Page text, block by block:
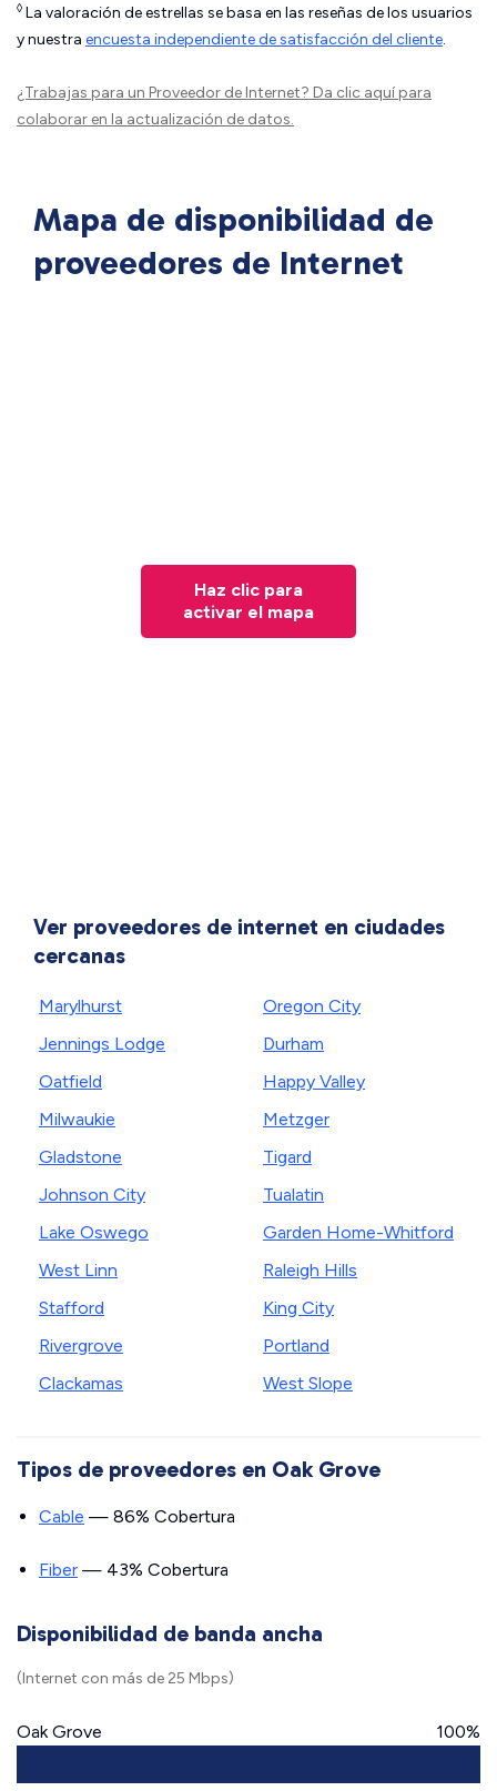
◊ La valoración de estrellas se basa en las reseñas de los usuarios
y nuestra encuesta independiente de satisfacción del cliente.
¿Trabajas para un Proveedor de Internet? Da clic aquípara
colaborar en la actualización de datos.
Mapa de disponibilidad de
proveedores de Internet
Haz clic para
activar el mapa
Ver proveedores de internet en ciudades
cercanas
Marylhurst
Jennings Lodge
Oatfield
Milwaukie
Gladstone
Johnson City
Lake Oswego
West Linn
Stafford
Rivergrove
Clackamas
Oregon City
Durham
Happy Valley
Metzger
Tigard
Tualatin
Garden Home-Whitford
Raleigh Hills
King City
Portland
West Slope
Tipos de proveedores en Oak Grove
Cable — 86% Cobertura
Fiber — 43% Cobertura
Disponibilidad de banda ancha
(Internet con más de 25 Mbps)
Oak Grove 100%